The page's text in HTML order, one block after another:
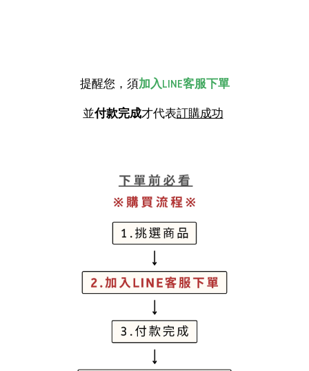
提醒您，須加入LINE客服下單
並付款完成才代表訂購成功